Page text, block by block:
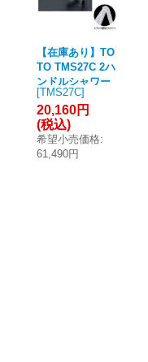
【在庫あり】TO
TO TMS27C 2ハ
ンドルシャワー
水栓・一般シリ
ーズ・台付タイ
プ・スプレー(節
水) [☆2]
[TMS27C]
20,160円
(税込)
希望小売価格:
61,490円